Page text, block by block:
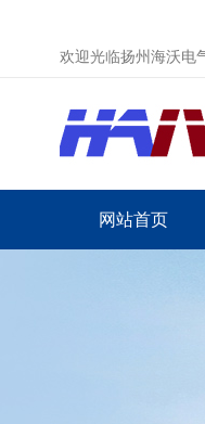
欢迎光临扬州海沃电
网站首页